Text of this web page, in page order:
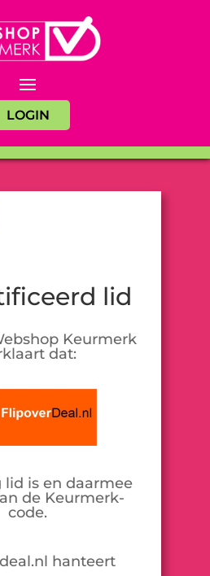
LOGIN
lid
Keurmerk
dat:
lid is en daarmee
de Keurmerk-
code.
hanteert